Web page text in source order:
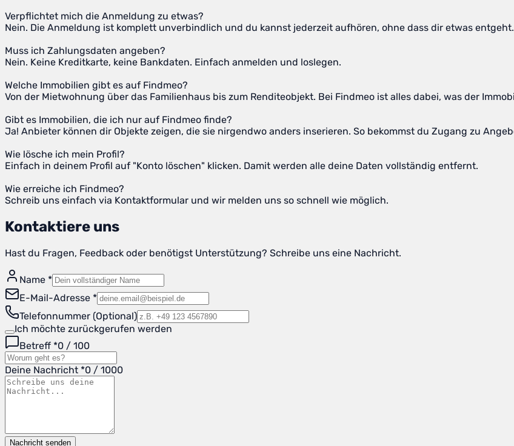
Verpflichtet mich die Anmeldung zu etwas?
Nein. Die Anmeldung ist komplett unverbindlich und du kannst jederzeit aufhören, ohne dass dir etwas entgeht.
Muss ich Zahlungsdaten angeben?
Nein. Keine Kreditkarte, keine Bankdaten. Einfach anmelden und loslegen.
Welche Immobilien gibt es auf Findmeo?
Von der Mietwohnung über das Familienhaus bis zum Renditeobjekt. Bei Findmeo ist alles dabei, was der
Gibt es Immobilien, die ich nur auf Findmeo finde?
Ja! Anbieter können dir Objekte zeigen, die sie nirgendwo anders inserieren. So bekommst du Zugang zu
Wie lösche ich mein Profil?
Einfach in deinem Profil auf "Konto löschen" klicken. Damit werden alle deine Daten vollständig entfernt.
Wie erreiche ich Findmeo?
Schreib uns einfach via Kontaktformular und wir melden uns so schnell wie möglich.
Kontaktiere uns
Hast du Fragen, Feedback oder benötigst Unterstützung? Schreibe uns eine Nachricht.
Name *
E-Mail-Adresse *
Telefonnummer (Optional)
Ich möchte zurückgerufen werden
Betreff *0 / 100
Deine Nachricht *0 / 1000
Nachricht senden